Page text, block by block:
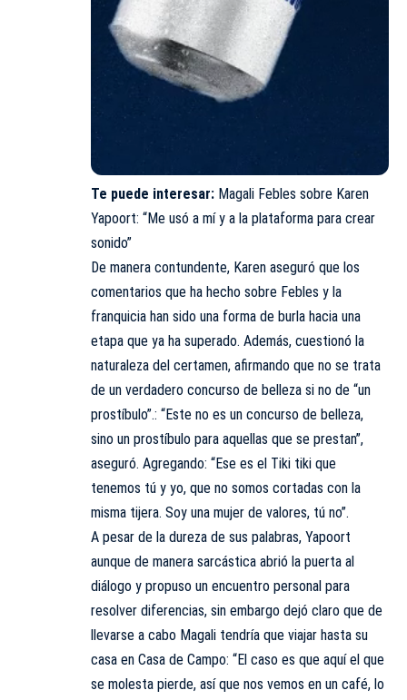
Te puede interesar: Magali Febles sobre Karen
Yapoort: “Me usó a mí y a la plataforma para crear
sonido”
De manera contundente, Karen aseguró que los
comentarios que ha hecho sobre Febles y la
franquicia han sido una forma de burla hacia una
etapa que ya ha superado. Además, cuestionó la
naturaleza del certamen, afirmando que no se trata
de un verdadero concurso de belleza si no de “un
prostíbulo”.: “Este no es un concurso de belleza,
sino un prostíbulo para aquellas que se prestan”,
aseguró. Agregando: “Ese es el Tiki tiki que
tenemos tú y yo, que no somos cortadas con la
misma tijera. Soy una mujer de valores, tú no”.
A pesar de la dureza de sus palabras, Yapoort
aunque de manera sarcástica abrió la puerta al
diálogo y propuso un encuentro personal para
resolver diferencias, sin embargo dejó claro que de
llevarse a cabo Magali tendría que viajar hasta su
casa en Casa de Campo: “El caso es que aquí el que
se molesta pierde, así que nos vemos en un café, lo